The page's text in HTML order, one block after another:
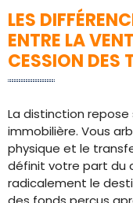
LES
ENTRE LA
CESSION DES
La distinction
immobilière. Vous
physique et le
définit votre part du
radicalement le